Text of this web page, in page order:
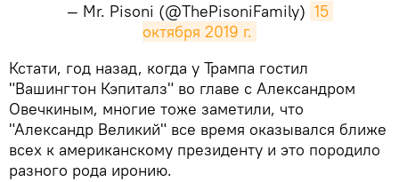
— Mr. Pisoni (@ThePisoniFamily) 15
октября 2019 г.
​Кстати, год назад, когда у Трампа гостил
"Вашингтон Кэпиталз" во главе с Александром
Овечкиным, многие тоже заметили, что
"Александр Великий" все время оказывался ближе
всех к американскому президенту и это породило
разного рода иронию.